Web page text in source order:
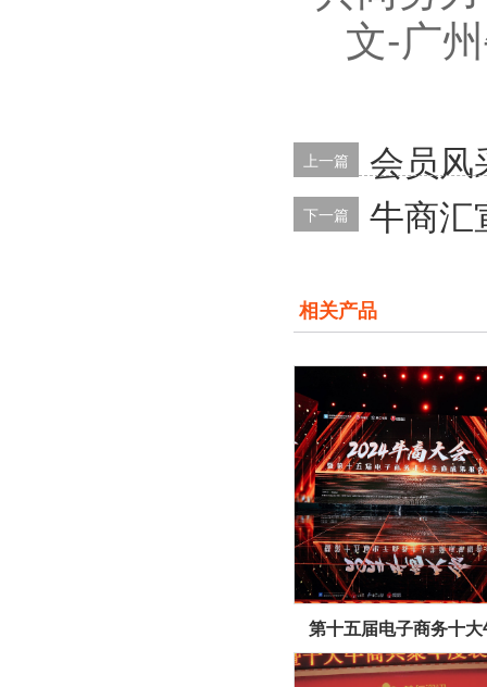
文-广
上一篇 会员风
下一篇 牛商汇
相关产品
第十五届电子商务十